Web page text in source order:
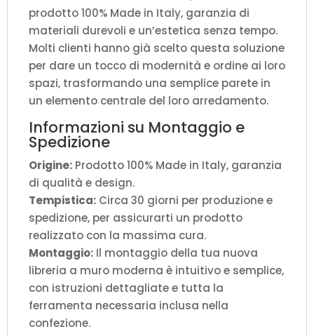
prodotto 100% Made in Italy, garanzia di
materiali durevoli e un’estetica senza tempo.
Molti clienti hanno già scelto questa soluzione
per dare un tocco di modernità e ordine ai loro
spazi, trasformando una semplice parete in
un elemento centrale del loro arredamento.
Informazioni su Montaggio e
Spedizione
Origine: Prodotto 100% Made in Italy, garanzia
di qualità e design.
Tempistica: Circa 30 giorni per produzione e
spedizione, per assicurarti un prodotto
realizzato con la massima cura.
Montaggio: Il montaggio della tua nuova
libreria a muro moderna è intuitivo e semplice,
con istruzioni dettagliate e tutta la
ferramenta necessaria inclusa nella
confezione.